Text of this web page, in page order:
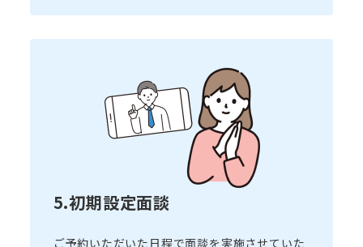
5.初期設定面談
ご予約いただいた日程で面談を実施させていた